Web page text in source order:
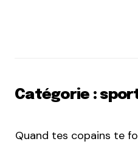
Catégorie :
Quand tes copains te